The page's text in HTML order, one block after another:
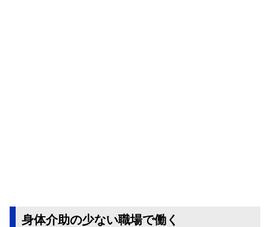
身体介助の少ない職場で働く